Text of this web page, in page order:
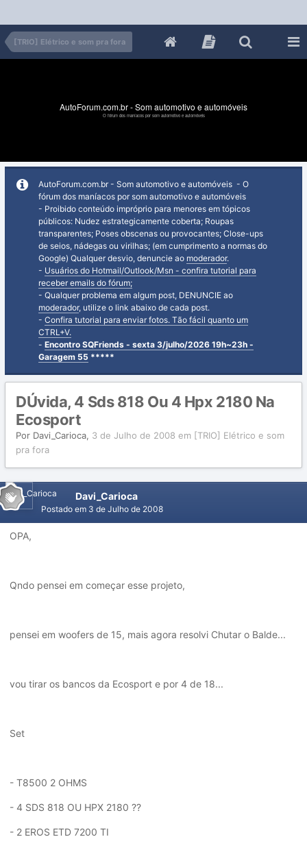
[TRIO] Elétrico e som pra fora
AutoForum.com.br - Som automotivo e automóveis
O fórum dos maníacos por som automotivo e automóveis
AutoForum.com.br - Som automotivo e automóveis - O
fórum dos maníacos por som automotivo e automóveis
- Proibido conteúdo impróprio para menores em tópicos
públicos: Nudez estrategicamente coberta; Roupas
transparentes; Poses obscenas ou provocantes; Close-ups
de seios, nádegas ou virilhas; (em cumprimento a normas do
Google) Qualquer desvio, denuncie ao moderador.
- Usuários do Hotmail/Outlook/Msn - confira tutorial para
receber emails do fórum;
- Qualquer problema em algum post, DENUNCIE ao
moderador, utilize o link abaixo de cada post.
- Confira tutorial para enviar fotos. Tão fácil quanto um
CTRL+V.
- Encontro SQFriends - sexta 3/julho/2026 19h~23h -
Garagem 55 *****
DÚvida, 4 Sds 818 Ou 4 Hpx 2180 Na
Ecosport
Por Davi_Carioca, 3 de Julho de 2008 em [TRIO] Elétrico e som
pra fora
Davi_Carioca
Postado em 3 de Julho de 2008
OPA,
Qndo pensei em começar esse projeto,
pensei em woofers de 15, mais agora resolvi Chutar o Balde...
vou tirar os bancos da Ecosport e por 4 de 18...
Set
- T8500 2 OHMS
- 4 SDS 818 OU HPX 2180 ??
- 2 EROS ETD 7200 TI